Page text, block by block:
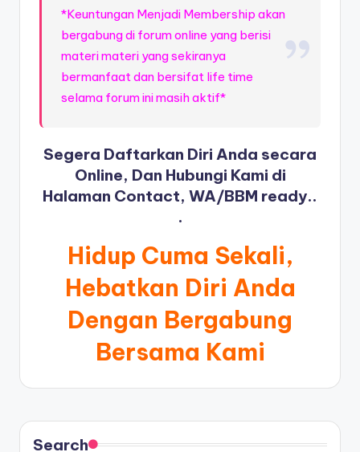
*Keuntungan Menjadi Membership akan
bergabung di forum online yang berisi
materi materi yang sekiranya
bermanfaat dan bersifat life time
selama forum ini masih aktif*
Segera Daftarkan Diri Anda secara
Online, Dan Hubungi Kami di
Halaman Contact, WA/BBM ready..
.
Hidup Cuma Sekali,
Hebatkan Diri Anda
Dengan Bergabung
Bersama Kami
Search